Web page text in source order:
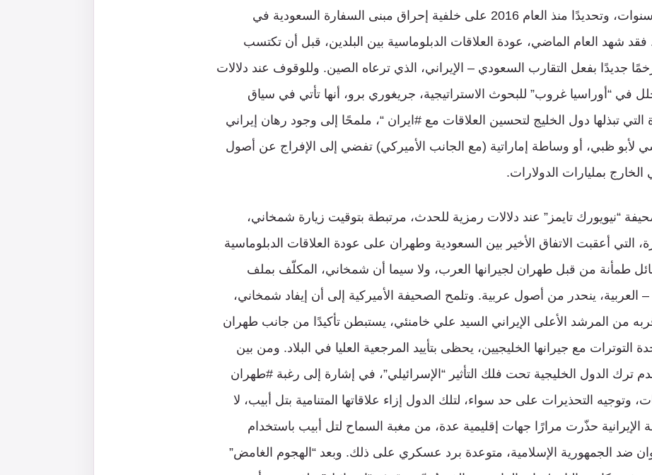
دامت لنحو ست سنوات، وتحديدًا منذ العام 2016 على خلفية إحراق مبنى السفارة السعودية في
فقد شهد العام الماضي، عودة العلاقات الدبلوماسية بين البلدين، قبل أن تكتسب
زخمًا جديدًا بفعل التقارب السعودي – الإيراني، الذي ترعاه الصين. وللوقوف عند دلالات
في “أوراسيا غروب” للبحوث الاستراتيجية، جريغوري برو، أنها تأتي في سياق
التي تبذلها دول الخليج لتحسين العلاقات مع #ايران “، ملمحًا إلى وجود رهان إيراني
لأبو ظبي، أو وساطة إماراتية (مع الجانب الأميركي) تفضي إلى الإفراج عن أصول
الخارج بمليارات الدولارات.
“نيويورك تايمز” عند دلالات رمزية للحدث، مرتبطة بتوقيت زيارة شمخاني،
التي أعقبت الاتفاق الأخير بين السعودية وطهران على عودة العلاقات الدبلوماسية
طمأنة من قبل طهران لجيرانها العرب، ولا سيما أن شمخاني، المكلّف بملف
– العربية، ينحدر من أصول عربية. وتلمح الصحيفة الأميركية إلى أن إيفاد شمخاني،
من المرشد الأعلى الإيراني السيد علي خامنئي، يستبطن تأكيدًا من جانب طهران
مع جيرانها الخليجيين، يحظى بتأييد المرجعية العليا في البلاد. ومن بين
ترك الدول الخليجية تحت فلك التأثير “الإسرائيلي”، في إشارة إلى رغبة #طهران
وتوجيه التحذيرات على حد سواء، لتلك الدول إزاء علاقاتها المتنامية بتل أبيب، لا
الإيرانية حذّرت مرارًا جهات إقليمية عدة، من مغبة السماح لتل أبيب باستخدام
ضد الجمهورية الإسلامية، متوعدة برد عسكري على ذلك. وبعد “الهجوم الغامض”